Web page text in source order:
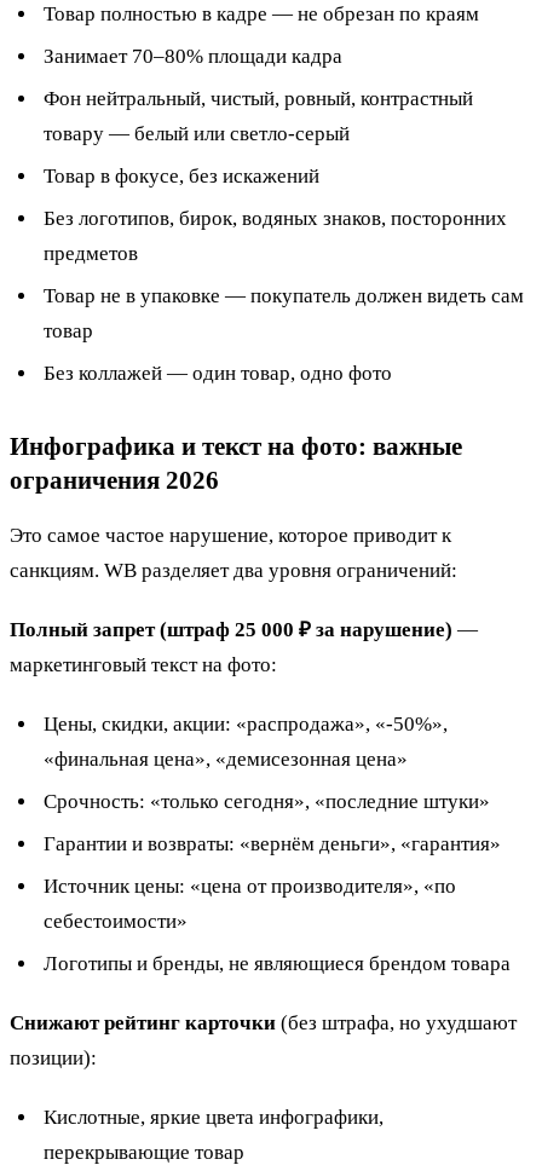
Товар полностью в кадре — не обрезан по краям
Занимает 70–80% площади кадра
Фон нейтральный, чистый, ровный, контрастный
товару — белый или светло-серый
Товар в фокусе, без искажений
Без логотипов, бирок, водяных знаков, посторонних
предметов
Товар не в упаковке — покупатель должен видеть сам
товар
Без коллажей — один товар, одно фото
Инфографика и текст на фото: важные
ограничения 2026
Это самое частое нарушение, которое приводит к
санкциям. WB разделяет два уровня ограничений:
Полный запрет (штраф 25 000 ₽ за нарушение) —
маркетинговый текст на фото:
Цены, скидки, акции: «распродажа», «-50%»,
«финальная цена», «демисезонная цена»
Срочность: «только сегодня», «последние штуки»
Гарантии и возвраты: «вернём деньги», «гарантия»
Источник цены: «цена от производителя», «по
себестоимости»
Логотипы и бренды, не являющиеся брендом товара
Снижают рейтинг карточки (без штрафа, но ухудшают
позиции):
Кислотные, яркие цвета инфографики,
перекрывающие товар